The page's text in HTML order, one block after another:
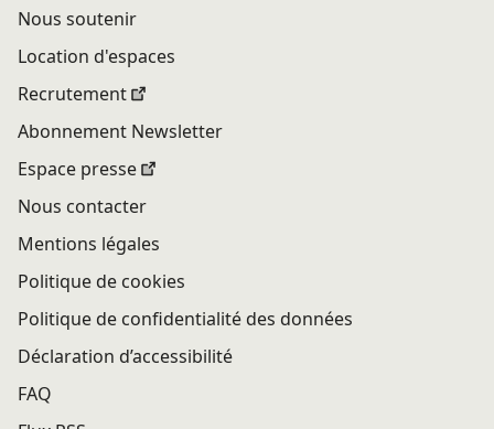
Nous soutenir
Location d'espaces
Recrutement
Abonnement Newsletter
Espace presse
Nous contacter
Mentions légales
Politique de cookies
Politique de confidentialité des données
Déclaration d’accessibilité
FAQ